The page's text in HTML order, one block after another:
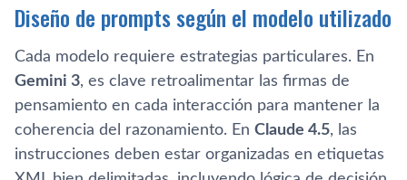
Diseño de prompts según el modelo utilizado
Cada modelo requiere estrategias particulares. En
Gemini 3, es clave retroalimentar las firmas de
pensamiento en cada interacción para mantener la
coherencia del razonamiento. En Claude 4.5, las
instrucciones deben estar organizadas en etiquetas